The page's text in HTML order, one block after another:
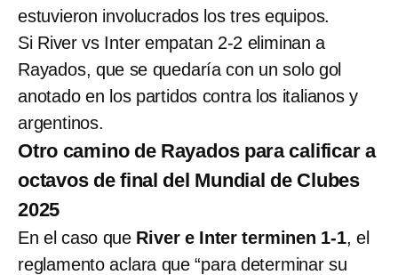
estuvieron involucrados los tres equipos.
Si River vs Inter empatan 2-2 eliminan a
Rayados, que se quedaría con un solo gol
anotado en los partidos contra los italianos y
argentinos.
Otro camino de Rayados para calificar a
octavos de final del Mundial de Clubes
2025
En el caso que River e Inter terminen 1-1, el
reglamento aclara que “para determinar su